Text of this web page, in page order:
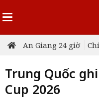
An Giang 24 giờ
Trung Quốc
Cup 2026